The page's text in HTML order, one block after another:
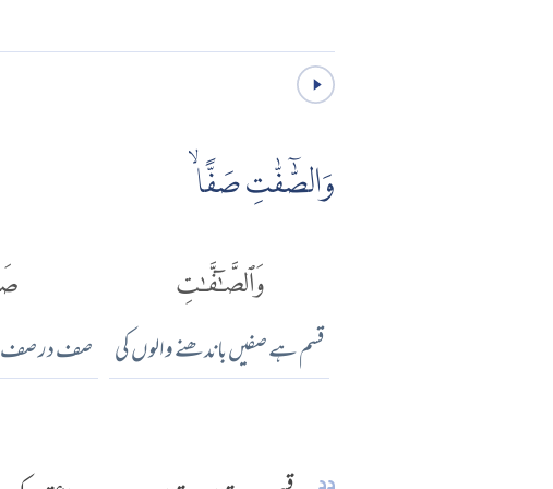
وَالصّٰٓفّٰتِ صَفًّا ۙ
وَٱلصَّٰٓفَّٰتِ
قسم ہے صفیں باندھنے والوں کی صف در صف/